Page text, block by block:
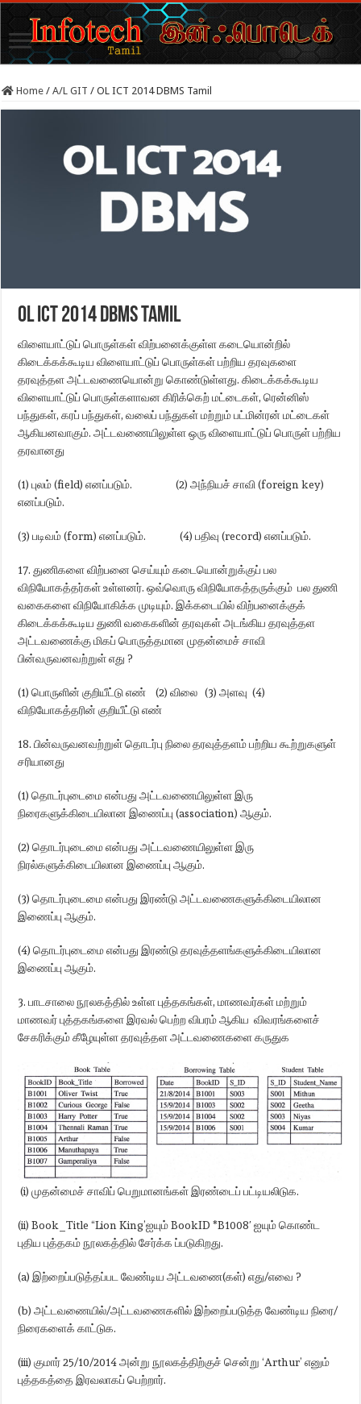
Home / A/L GIT / OL ICT 2014 DBMS Tamil
OL ICT 2014 DBMS Tamil
விளையாட்டுப் பொருள்கள் விற்பனைக்குள்ள கடையொன்றில்
கிடைக்கக்கூடிய விளையாட்டுப் பொருள்கள் பற்றிய தரவுகளை
தரவுத்தள அட்டவணையொன்று கொண்டுள்ளது. கிடைக்கக்கூடிய
விளையாட்டுப் பொருள்களாவன கிரிக்கெற் மட்டைகள், ரென்னிஸ்
பந்துகள், கரப் பந்துகள், வலைப் பந்துகள் மற்றும் பட்மின்ரன் மட்டைகள்
ஆகியனவாகும். அட்டவணையிலுள்ள ஒரு விளையாட்டுப் பொருள் பற்றிய
தரவானது
(1) புலம் (field) எனப்படும். (2) அந்நியச் சாவி (foreign key)
எனப்படும்.
(3) படிவம் (form) எனப்படும். (4) பதிவு (record) எனப்படும்.
17. துணிகளை விற்பனை செய்யும் கடையொன்றுக்குப் பல
விநியோகத்தர்கள் உள்ளனர். ஒவ்வொரு விநியோகத்தருக்கும் பல துணி
வகைகளை விநியோகிக்க முடியும். இக்கடையில் விற்பனைக்குக்
கிடைக்கக்கூடிய துணி வகைகளின் தரவுகள் அடங்கிய தரவுத்தள
அட்டவணைக்கு மிகப் பொருத்தமான முதன்மைச் சாவி
பின்வருவனவற்றுள் எது ?
(1) பொருளின் குறியீட்டு எண் (2) விலை (3) அளவு (4)
விநியோகத்தரின் குறியீட்டு எண்
18. பின்வருவனவற்றுள் தொடர்பு நிலை தரவுத்தளம் பற்றிய கூற்றுகளுள்
சரியானது
(1) தொடர்புடைமை என்பது அட்டவணையிலுள்ள இரு
நிரைகளுக்கிடையிலான இணைப்பு (association) ஆகும்.
(2) தொடர்புடைமை என்பது அட்டவணையிலுள்ள இரு
நிரல்களுக்கிடையிலான இணைப்பு ஆகும்.
(3) தொடர்புடைமை என்பது இரண்டு அட்டவணைகளுக்கிடையிலான
இணைப்பு ஆகும்.
(4) தொடர்புடைமை என்பது இரண்டு தரவுத்தளங்களுக்கிடையிலான
இணைப்பு ஆகும்.
3. பாடசாலை நூலகத்தில் உள்ள புத்தகங்கள், மாணவர்கள் மற்றும்
மாணவர் புத்தகங்களை இரவல் பெற்ற விபரம் ஆகிய விவரங்களைச்
சேகரிக்கும் கீழேயுள்ள தரவுத்தள அட்டவணைகளை கருதுக
(i) முதன்மைச் சாவிப் பெறுமானங்கள் இரண்டைப் பட்டியலிடுக.
(ii) Book_Title “Lion King’ஐயும் BookID *B1008′ ஐயும் கொண்ட
புதிய புத்தகம் நூலகத்தில் சேர்க்க ப்படுகிறது.
(a) இற்றைப்படுத்தப்பட வேண்டிய அட்டவணை(கள்) எது/எவை ?
(b) அட்டவணையில்/அட்டவணைகளில் இற்றைப்படுத்த வேண்டிய நிரை/
நிரைகளைக் காட்டுக.
(iii) குமார் 25/10/2014 அன்று நூலகத்திற்குச் சென்று ‘Arthur’ எனும்
புத்தகத்தை இரவலாகப் பெற்றார்.